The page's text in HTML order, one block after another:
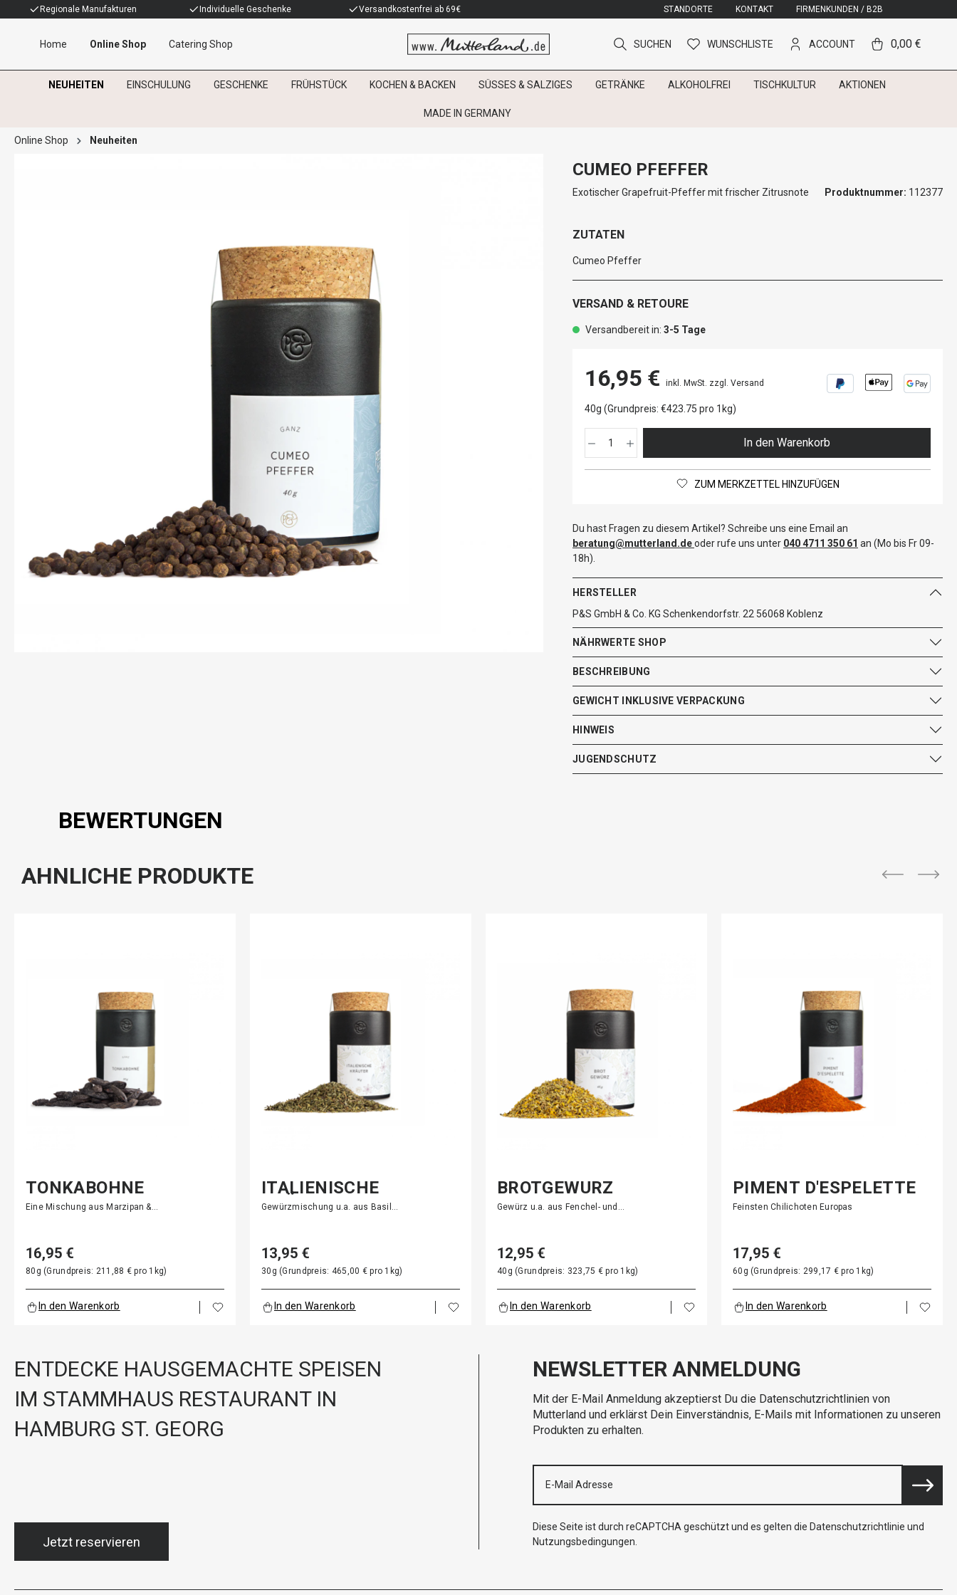
Regionale Manufakturen Individuelle Geschenke Versandkostenfrei ab 69€ STANDORTE KONTAKT FIRMENKUNDEN / B2B
Home Online Shop Catering Shop SUCHEN WUNSCHLISTE ACCOUNT 0,00 €
NEUHEITEN EINSCHULUNG GESCHENKE FRÜHSTÜCK KOCHEN & BACKEN SÜSSES & SALZIGES GETRÄNKE ALKOHOLFREI TISCHKULTUR AKTIONEN
MADE IN GERMANY
Online Shop Neuheiten
CUMEO PFEFFER
Exotischer Grapefruit-Pfeffer mit frischer Zitrusnote Produktnummer: 112377
ZUTATEN
Cumeo Pfeffer
VERSAND & RETOURE
Versandbereit in: 3-5 Tage
16,95 € inkl. MwSt. zzgl. Versand
40g (Grundpreis: €423.75 pro 1kg)
In den Warenkorb
ZUM MERKZETTEL HINZUFÜGEN
Du hast Fragen zu diesem Artikel? Schreibe uns eine Email an
beratung@mutterland.deoder rufe uns unter 040 4711 350 61 an (Mo bis Fr 09-
18h).
HERSTELLER
P&S GmbH & Co. KG Schenkendorfstr. 22 56068 Koblenz
NÄHRWERTE SHOP
BESCHREIBUNG
GEWICHT INKLUSIVE VERPACKUNG
HINWEIS
JUGENDSCHUTZ
BEWERTUNGEN
AHNLICHE PRODUKTE
TONKABOHNE
Eine Mischung aus Marzipan &…
16,95 €
80g (Grundpreis: 211,88 € pro 1kg)
In den Warenkorb
ITALIENISCHE
KRÄUTER
Gewürzmischung u.a. aus Basil…
13,95 €
30g (Grundpreis: 465,00 € pro 1kg)
In den Warenkorb
BROTGEWÜRZ
Gewürz u.a. aus Fenchel- und…
12,95 €
40g (Grundpreis: 323,75 € pro 1kg)
In den Warenkorb
PIMENT D'ESPELETTE
Feinsten Chilichoten Europas
17,95 €
60g (Grundpreis: 299,17 € pro 1kg)
In den Warenkorb
ENTDECKE HAUSGEMACHTE SPEISEN
IM STAMMHAUS RESTAURANT IN
HAMBURG ST. GEORG
Jetzt reservieren
NEWSLETTER ANMELDUNG
Mit der E-Mail Anmeldung akzeptierst Du die Datenschutzrichtlinien von
Mutterland und erklärst Dein Einverständnis, E-Mails mit Informationen zu unseren
Produkten zu erhalten.
Diese Seite ist durch reCAPTCHA geschützt und es gelten die Datenschutzrichtlinie und
Nutzungsbedingungen